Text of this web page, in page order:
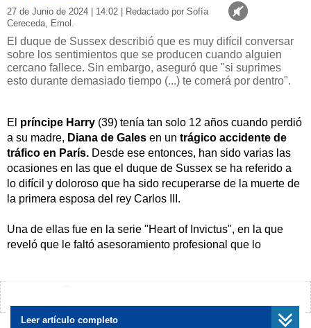
27 de Junio de 2024 | 14:02 | Redactado por Sofía
Cereceda, Emol.
El duque de Sussex describió que es muy difícil conversar
sobre los sentimientos que se producen cuando alguien
cercano fallece. Sin embargo, aseguró que "si suprimes
esto durante demasiado tiempo (...) te comerá por dentro".
El príncipe Harry (39) tenía tan solo 12 años cuando perdió
a su madre, Diana de Gales en un trágico accidente de
tráfico en París. Desde ese entonces, han sido varias las
ocasiones en las que el duque de Sussex se ha referido a
lo difícil y doloroso que ha sido recuperarse de la muerte de
la primera esposa del rey Carlos III.
Una de ellas fue en la serie "Heart of Invictus", en la que
reveló que le faltó asesoramiento profesional que lo
en la producción de Netflix, según recogió ABC España.
Leer artículo completo